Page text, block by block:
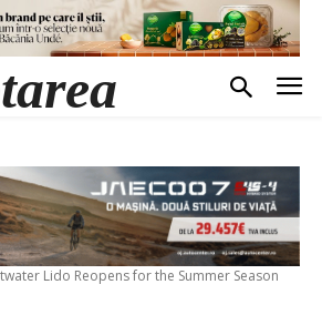
Lido Reopens for the Summer Season